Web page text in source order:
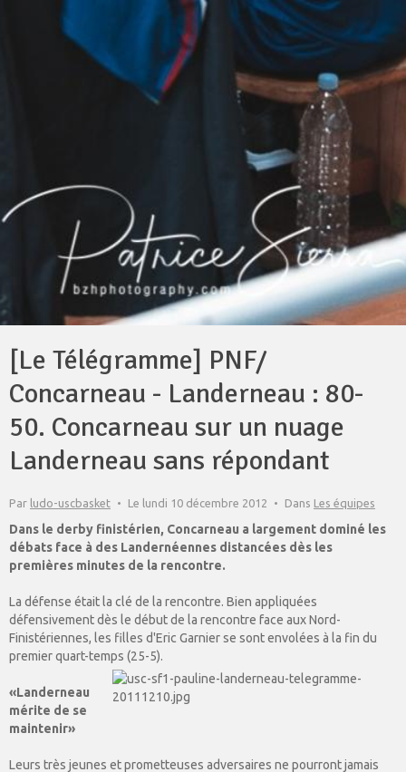
[Le Télégramme] PNF/
Concarneau - Landerneau : 80-
50. Concarneau sur un nuage
Landerneau sans répondant
Par ludo-uscbasket Le lundi 10 décembre 2012 Dans Les équipes
Dans le derby finistérien, Concarneau a largement dominé les
débats face à des Landernéennes distancées dès les
premières minutes de la rencontre.
La défense était la clé de la rencontre. Bien appliquées
défensivement dès le début de la rencontre face aux Nord-
Finistériennes, les filles d'Eric Garnier se sont envolées à la fin du
premier quart-temps (25-5).
«Landerneau
mérite de se
maintenir»
Leurs très jeunes et prometteuses adversaires ne pourront jamais